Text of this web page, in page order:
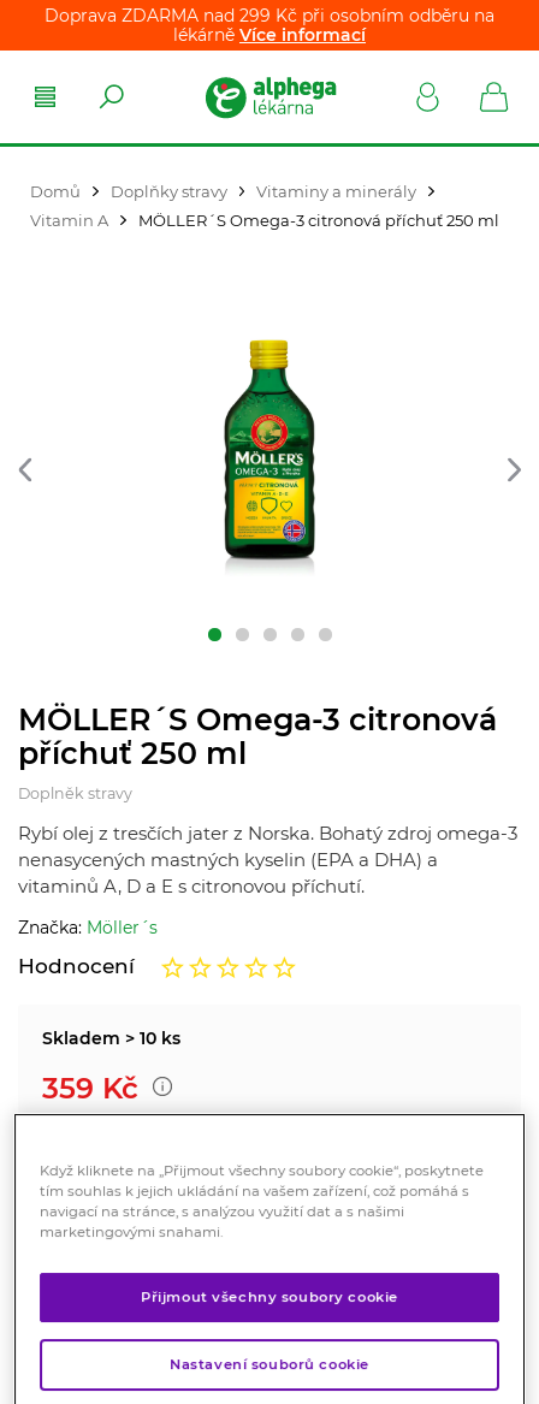
Doprava ZDARMA nad 299 Kč při osobním odběru na
lékárně Více informací
Domů Doplňky stravy
Vitaminy a minerály
Vitamin A
MÖLLER´S Omega-3 citronová příchuť 250 ml
MÖLLER´S Omega-3 citronová
příchuť 250 ml
Doplněk stravy
Rybí olej z tresčích jater z Norska. Bohatý zdroj omega-3
nenasycených mastných kyselin (EPA a DHA) a
vitaminů A, D a E s citronovou příchutí.
Značka: Möller´s
Hodnocení
Skladem > 10 ks
359 Kč
Koupit
MÖLLER´S OMEGA-3 CITRONOVÁ
PŘÍCHUŤ 250 ML
Když kliknete na „Přijmout všechny soubory cookie“, poskytnete
tím souhlas k jejich ukládání na vašem zařízení, což pomáhá s
navigací na stránce, s analýzou využití dat a s našimi
marketingovými snahami.
Přijmout všechny soubory cookie
Nastavení souborů cookie